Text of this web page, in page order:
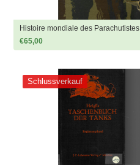
Histoire mondiale des Parachutistes
€65,00
Schlussverkauf